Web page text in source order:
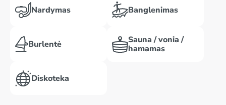
Nardymas Banglenimas
Burlentė
Sauna / vonia /
hamamas
Diskoteka